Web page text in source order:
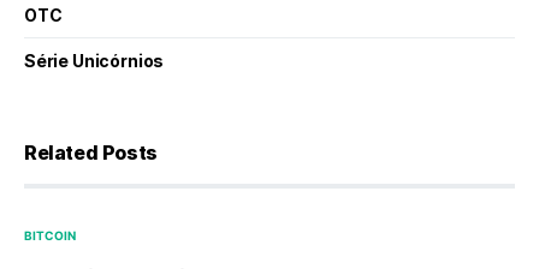
OTC
Série Unicórnios
Related Posts
BITCOIN